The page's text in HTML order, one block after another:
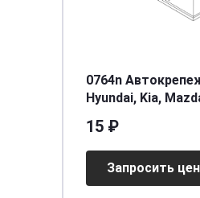
0764n
Hyundai, Kia,
MB455561 *
15 ₽
Запросить